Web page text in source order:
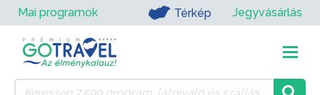
Mai programok Térkép Jegyvásárlás